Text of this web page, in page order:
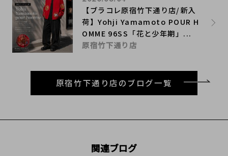
【ブラコレ原宿竹下通り店/新入
荷】Yohji Yamamoto POUR H
OMME 96SS「花と少年期」...
原宿竹下通り店
原宿竹下通り店のブログ一覧
関連ブログ